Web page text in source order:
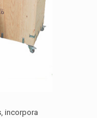
incorpora